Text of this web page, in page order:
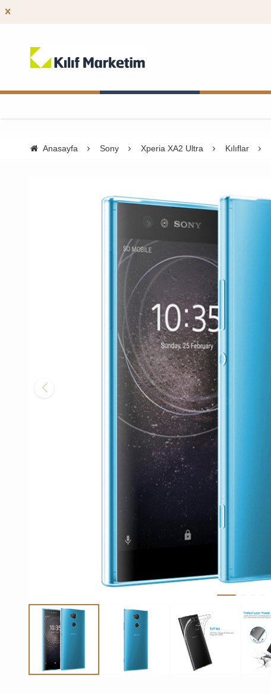
Anasayfa Sony Xperia XA2 Ultra Kılıflar